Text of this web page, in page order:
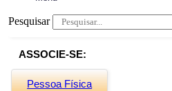
Pesquisar
ASSOCIE-SE:
Pessoa Física